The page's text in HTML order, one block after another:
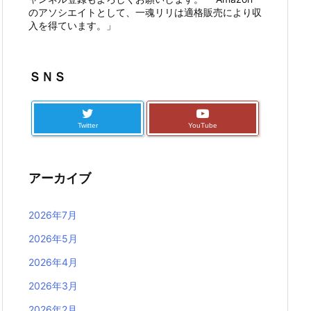
のアソシエイトとして、一魂リリは適格販売により収
入を得ています。」
ＳＮＳ
Twitter YouTube
アーカイブ
2026年7月
2026年5月
2026年4月
2026年3月